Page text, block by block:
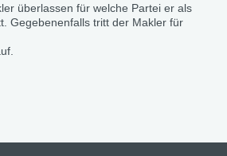
überlassen für welche Partei er als
Gegebenenfalls tritt der Makler für